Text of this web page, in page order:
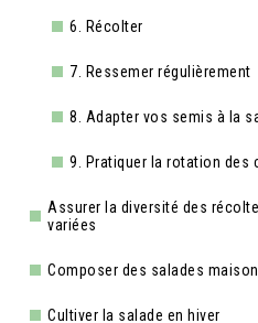
6. Récolter
7. Ressemer régulièrement
8. Adapter vos semis à la
9. Pratiquer la rotation des
Assurer la diversité des
variées
Composer des salades
Cultiver la salade en hiver